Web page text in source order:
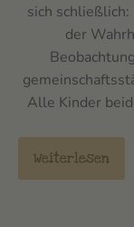
sich
der
Alle Kinder
Weiterlesen